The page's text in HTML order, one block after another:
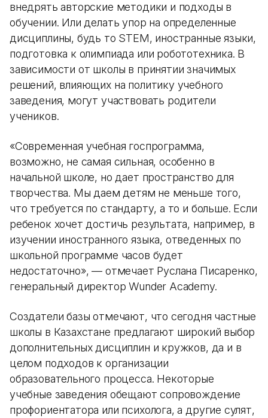
внедрять авторские методики и подходы в
обучении. Или делать упор на определенные
дисциплины, будь то STEM, иностранные языки,
подготовка к олимпиада или робототехника. В
зависимости от школы в принятии значимых
решений, влияющих на политику учебного
заведения, могут участвовать родители
учеников.
«Современная учебная госпрограмма,
возможно, не самая сильная, особенно в
начальной школе, но дает пространство для
творчества. Мы даем детям не меньше того,
что требуется по стандарту, а то и больше. Если
ребенок хочет достичь результата, например, в
изучении иностранного языка, отведенных по
школьной программе часов будет
недостаточно», — отмечает Руслана Писаренко,
генеральный директор Wunder Academy.
Создатели базы отмечают, что сегодня частные
школы в Казахстане предлагают широкий выбор
дополнительных дисциплин и кружков, да и в
целом подходов к организации
образовательного процесса. Некоторые
учебные заведения обещают сопровождение
профориентатора или психолога, а другие сулят,